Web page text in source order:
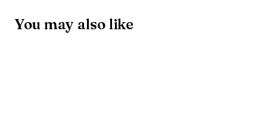
You may also like